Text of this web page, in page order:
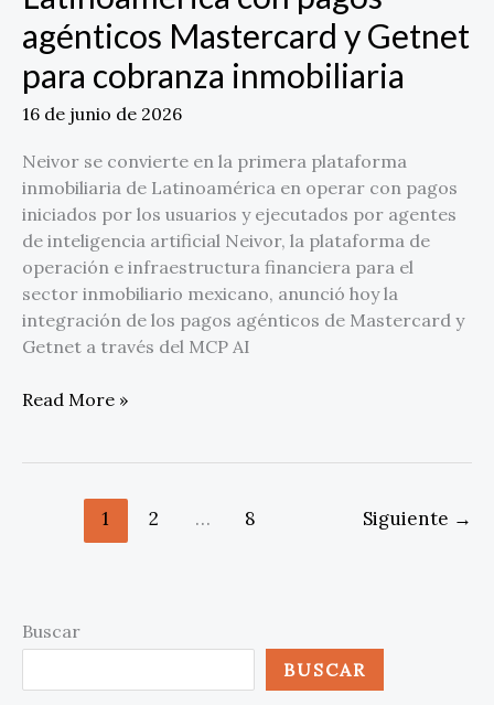
agénticos Mastercard y Getnet
para cobranza inmobiliaria
16 de junio de 2026
Neivor se convierte en la primera plataforma
inmobiliaria de Latinoamérica en operar con pagos
iniciados por los usuarios y ejecutados por agentes
de inteligencia artificial Neivor, la plataforma de
operación e infraestructura financiera para el
sector inmobiliario mexicano, anunció hoy la
integración de los pagos agénticos de Mastercard y
Getnet a través del MCP AI
Read More »
1 2 … 8 Siguiente →
Buscar
BUSCAR